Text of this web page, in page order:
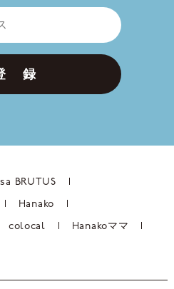
録
BRUTUS
Hanako
colocal Hanakoママ